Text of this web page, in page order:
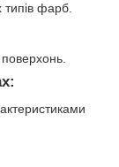
типів фарб.